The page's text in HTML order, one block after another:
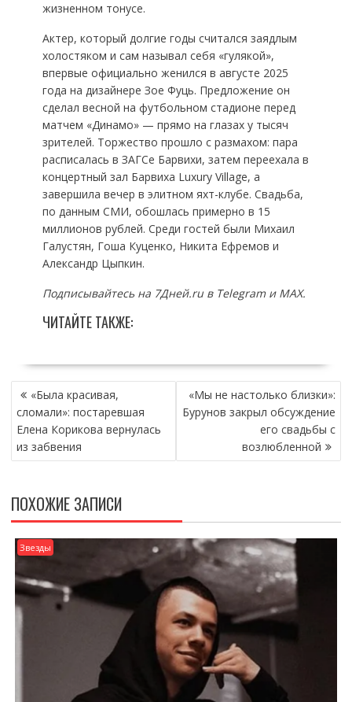
жизненном тонусе.
Актер, который долгие годы считался заядлым
холостяком и сам называл себя «гулякой»,
впервые официально женился в августе 2025
года на дизайнере Зое Фуць. Предложение он
сделал весной на футбольном стадионе перед
матчем «Динамо» — прямо на глазах у тысяч
зрителей. Торжество прошло с размахом: пара
расписалась в ЗАГСе Барвихи, затем переехала в
концертный зал Барвиха Luxury Village, а
завершила вечер в элитном яхт-клубе. Свадьба,
по данным СМИ, обошлась примерно в 15
миллионов рублей. Среди гостей были Михаил
Галустян, Гоша Куценко, Никита Ефремов и
Александр Цыпкин.
Подписывайтесь на 7Дней.ru в Telegram и MAX.
ЧИТАЙТЕ ТАКЖЕ:
НАВИГАЦИЯ
ПО
ЗАПИСЯМ
«Была красивая,
сломали»: постаревшая
Елена Корикова вернулась
из забвения
«Мы не настолько близки»:
Бурунов закрыл обсуждение
его свадьбы с
возлюбленной
ПОХОЖИЕ ЗАПИСИ
Звезды